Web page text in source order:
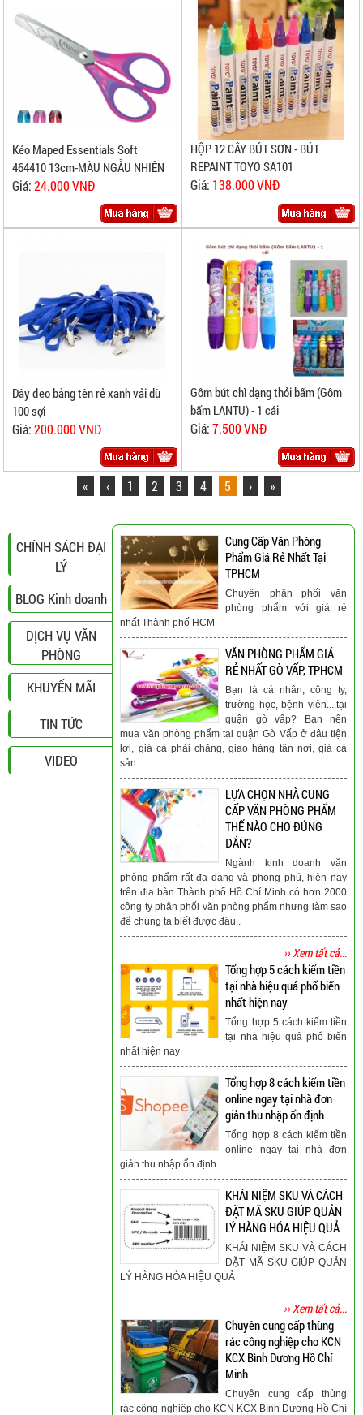
Kéo Maped Essentials Soft
464410 13cm-MÀU NGẪU NHIÊN
Giá:24.000 VNĐ
HỘP 12 CÂY BÚT SƠN - BÚT
REPAINT TOYO SA101
Giá: 138.000 VNĐ
Dây đeo bảng tên rẻ xanh vải dù
100 sợi
Giá:200.000 VNĐ
Gôm bút chì dạng thỏi bấm (Gôm
bấm LANTU) - 1 cái
Giá:7.500 VNĐ
« ‹ 1 2 3 4 5 › »
CHÍNH SÁCH ĐẠI
LÝ
BLOG Kinh doanh
DỊCH VỤ VĂN
PHÒNG
KHUYẾN MÃI
TIN TỨC
VIDEO
Cung Cấp Văn Phòng
Phẩm Giá Rẻ Nhất Tại
TPHCM
Chuyên phân phối văn
phòng phẩm với giá rẻ
nhất Thành phố HCM
VĂN PHÒNG PHẨM GIÁ
RẺ NHẤT GÒ VẤP, TPHCM
Bạn là cá nhân, công ty,
trường học, bệnh viện....tại
quận gò vấp? Bạn nên
mua văn phòng phẩm tại quận Gò Vấp ở đâu tiện
lợi, giá cả phải chăng, giao hàng tận nơi, giá cả
sản..
LỰA CHỌN NHÀ CUNG
CẤP VĂN PHÒNG PHẨM
THẾ NÀO CHO ĐÚNG
ĐẮN?
Ngành kinh doanh văn
phòng phẩm rất đa dạng và phong phú, hiện nay
trên địa bàn Thành phố Hồ Chí Minh có hơn 2000
công ty phân phối văn phòng phẩm nhưng làm sao
để chúng ta biết được đâu..
›› Xem tất cả...
Tổng hợp 5 cách kiếm tiền
tại nhà hiệu quả phổ biến
nhất hiện nay
Tổng hợp 5 cách kiếm tiền
tại nhà hiệu quả phổ biến
nhất hiện nay
Tổng hợp 8 cách kiếm tiền
online ngay tại nhà đơn
giản thu nhập ổn định
Tổng hợp 8 cách kiếm tiền
online ngay tại nhà đơn
giản thu nhập ổn định
KHÁI NIỆM SKU VÀ CÁCH
ĐẶT MÃ SKU GIÚP QUẢN
LÝ HÀNG HÓA HIỆU QUẢ
KHÁI NIỆM SKU VÀ CÁCH
ĐẶT MÃ SKU GIÚP QUẢN
LÝ HÀNG HÓA HIỆU QUẢ
›› Xem tất cả...
Chuyên cung cấp thùng
rác công nghiệp cho KCN
KCX Bình Dương Hồ Chí
Minh
Chuyên cung cấp thùng
rác công nghiệp cho KCN KCX Bình Dương Hồ Chí